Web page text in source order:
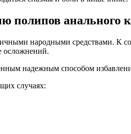
полипов анального
народными средствами. К
осложнений.
надежным способом
случаях: